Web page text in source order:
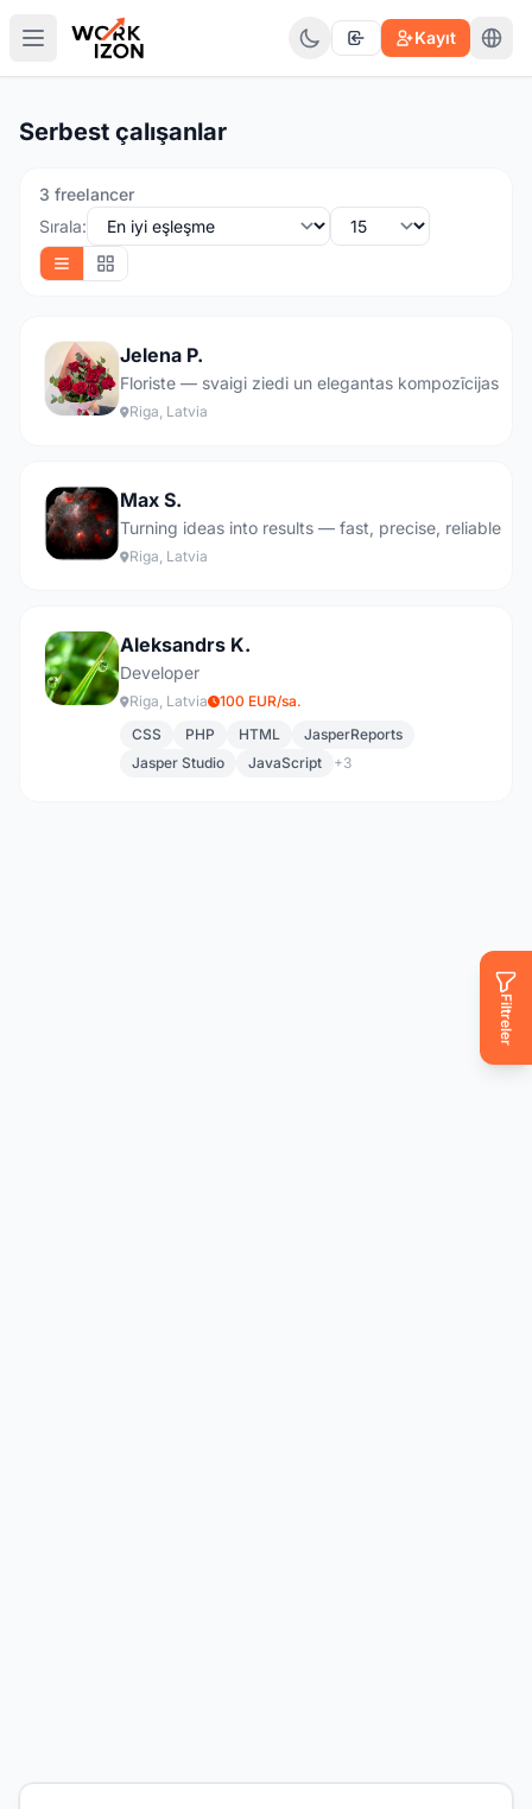
Kayıt
Filtreler
Serbest çalışanlar
3 freelancer
Sırala:
Jelena P.
Floriste — svaigi ziedi un elegantas kompozīcijas
Riga, Latvia
Max S.
Turning ideas into results — fast, precise, reliable
Riga, Latvia
Aleksandrs K.
Developer
Riga, Latvia
100 EUR/sa.
CSS
PHP HTML
JasperReports
Jasper Studio
JavaScript +3